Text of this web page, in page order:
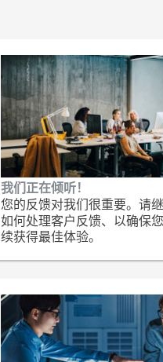
我们正在倾听！
您的反馈对我们很重要。请
如何处理客户反馈、以确保
续获得最佳体验。